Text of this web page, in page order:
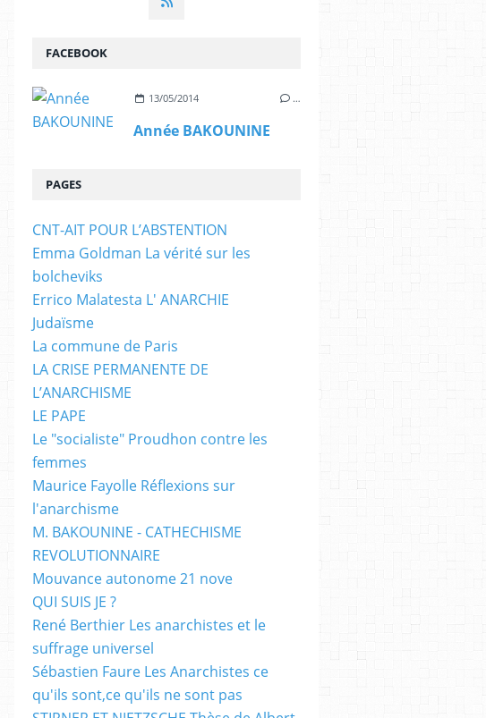
FACEBOOK
13/05/2014 …
Année BAKOUNINE
PAGES
CNT-AIT POUR L’ABSTENTION
Emma Goldman La vérité sur les
bolcheviks
Errico Malatesta L' ANARCHIE
Judaïsme
La commune de Paris
LA CRISE PERMANENTE DE
L’ANARCHISME
LE PAPE
Le "socialiste" Proudhon contre les
femmes
Maurice Fayolle Réflexions sur
l'anarchisme
M. BAKOUNINE - CATHECHISME
REVOLUTIONNAIRE
Mouvance autonome 21 nove
QUI SUIS JE ?
René Berthier Les anarchistes et le
suffrage universel
Sébastien Faure Les Anarchistes ce
qu'ils sont,ce qu'ils ne sont pas